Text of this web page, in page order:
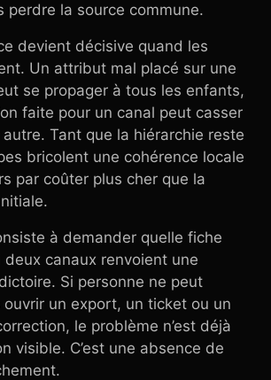
perdre la source commune.
devient décisive quand les
Un attribut mal placé sur une
se propager à tous les enfants,
faite pour un canal peut casser
autre. Tant que la hiérarchie reste
bricolent une cohérence locale
par coûter plus cher que la
à demander quelle fiche
canaux renvoient une
Si personne ne peut
un export, un ticket ou un
le problème n’est déjà
visible. C’est une absence de